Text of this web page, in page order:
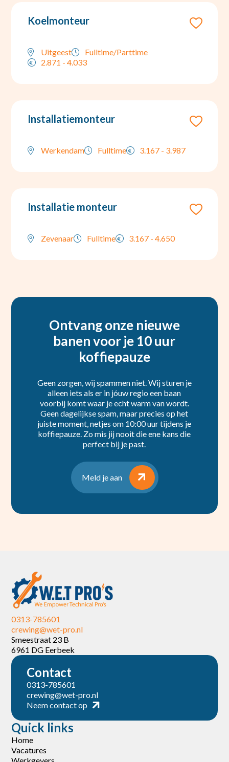
Koelmonteur
Uitgeest
Fulltime/Parttime
2.871 - 4.033
Installatiemonteur
Werkendam Fulltime 3.167 - 3.987
Installatie monteur
Zevenaar Fulltime 3.167 - 4.650
Ontvang onze nieuwe
banen voor je 10 uur
koffiepauze
Geen zorgen, wij spammen niet. Wij sturen je
alleen iets als er in jóuw regio een baan
voorbij komt waar je echt warm van wordt.
Geen dagelijkse spam, maar precies op het
juiste moment, netjes om 10:00 uur tijdens je
koffiepauze. Zo mis jij nooit die ene kans die
perfect bij je past.
Meld je aan
0313-785601
crewing@wet-pro.nl
Smeestraat 23 B
6961 DG Eerbeek
Contact
0313-785601
crewing@wet-pro.nl
Neem contact op
Quick links
Home
Vacatures
Werkgevers